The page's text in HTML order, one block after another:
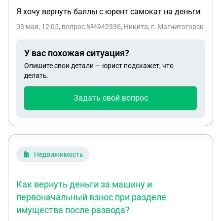
Я хочу вернуть баллы с юрент самокат на деньги
03 мая, 12:05, вопрос №4942336, Никита, г. Магнитогорск
У вас похожая ситуация?
Опишите свои детали — юрист подскажет, что
делать.
Задать свой вопрос
Недвижимость
Как вернуть деньги за машину и
первоначальный взнос при разделе
имущества после развода?